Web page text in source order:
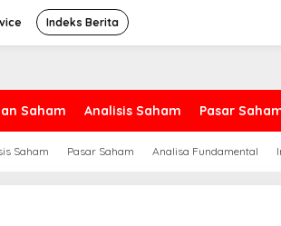
Indeks Berita
Saham Analisis Saham Pasar
Saham Pasar Saham Analisa Fundamental